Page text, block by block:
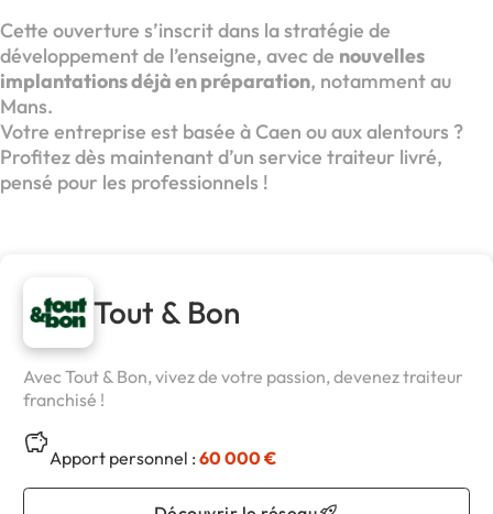
Cette ouverture s’inscrit dans la stratégie de
développement de l’enseigne, avec de nouvelles
implantations déjà en préparation, notamment au
Mans.
Votre entreprise est basée à Caen ou aux alentours ?
Profitez dès maintenant d’un service traiteur livré,
pensé pour les professionnels !
Tout & Bon
Avec Tout & Bon, vivez de votre passion, devenez traiteur
franchisé !
Apport personnel :60 000 €